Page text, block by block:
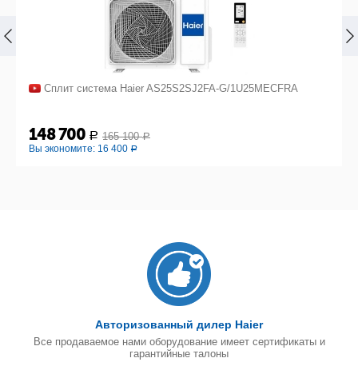
Сплит система Haier AS25S2SJ2FA-G/1U25MECFRA
148 700 Р 165 100 Р
Вы экономите: 16 400 Р
Авторизованный дилер Haier
Все продаваемое нами оборудование имеет сертификаты и
гарантийные талоны